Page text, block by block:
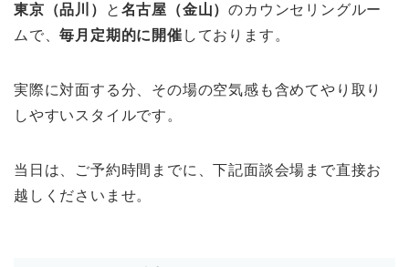
東京（品川） と 名古屋（金山）のカウンセリングルー
ムで、毎月定期的に開催 しております。
実際に対面する分、その場の空気感も含めてやり取り
しやすいスタイルです。
当日は、ご予約時間までに、下記面談会場まで直接お
越しくださいませ。